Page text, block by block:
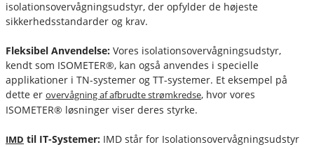
isolationsovervågningsudstyr, der opfylder de højeste
sikkerhedsstandarder og krav.
Fleksibel Anvendelse: Vores isolationsovervågningsudstyr,
kendt som ISOMETER®, kan også anvendes i specielle
applikationer i TN-systemer og TT-systemer. Et eksempel på
dette er overvågning af afbrudte strømkredse, hvor vores
ISOMETER® løsninger viser deres styrke.
IMD til IT-Systemer: IMD står for Isolationsovervågningsudstyr